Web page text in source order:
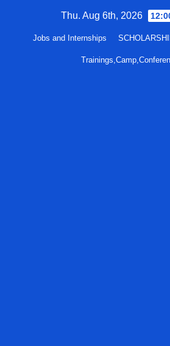
Thu. Aug 6th, 2026
Jobs and Internships